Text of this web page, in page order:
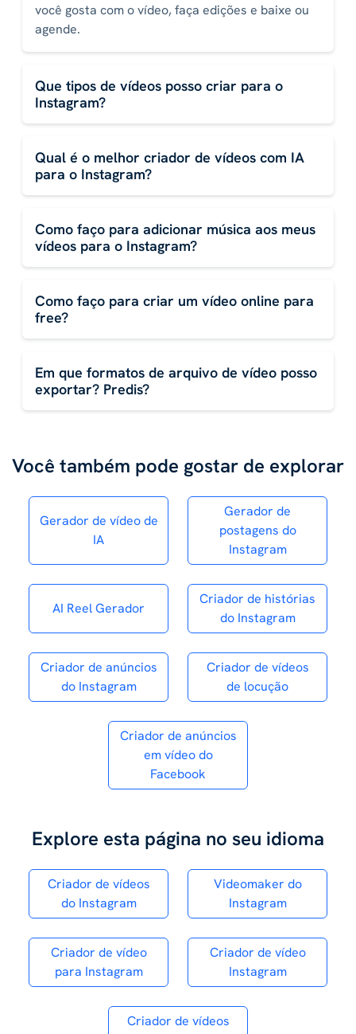
você gosta com o vídeo, faça edições e baixe ou
agende.
Que tipos de vídeos posso criar para o
Instagram?
Qual é o melhor criador de vídeos com IA
para o Instagram?
Como faço para adicionar música aos meus
vídeos para o Instagram?
Como faço para criar um vídeo online para
free?
Em que formatos de arquivo de vídeo posso
exportar? Predis?
Você também pode gostar de explorar
Gerador de vídeo de
IA
Gerador de
postagens do
Instagram
AI Reel Gerador
Criador de histórias
do Instagram
Criador de anúncios
do Instagram
Criador de vídeos
de locução
Criador de anúncios
em vídeo do
Facebook
Explore esta página no seu idioma
Criador de vídeos
do Instagram
Videomaker do
Instagram
Criador de vídeo
para Instagram
Criador de vídeo
Instagram
Criador de vídeos